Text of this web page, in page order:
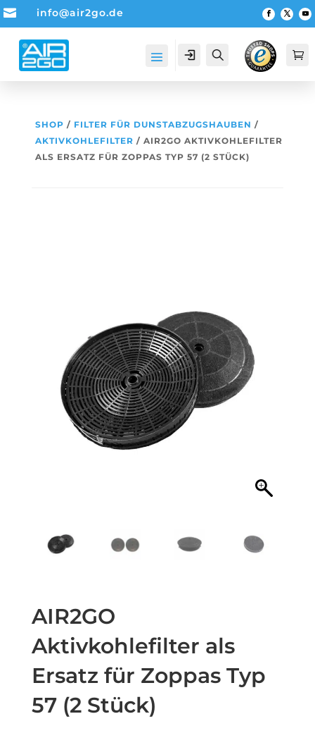
 info@air2go.de
Account Suche 
SHOP / FILTER FÜR DUNSTABZUGSHAUBEN /
AKTIVKOHLEFILTER / AIR2GO AKTIVKOHLEFILTER
ALS ERSATZ FÜR ZOPPAS TYP 57 (2 STÜCK)
AIR2GO
Aktivkohlefilter als
Ersatz für Zoppas Typ
57 (2 Stück)